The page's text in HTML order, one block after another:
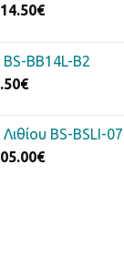
€Η
είναι:
BB14L-B2
€Η
είναι:
62.50€.
BS-BSLI-07
€Η